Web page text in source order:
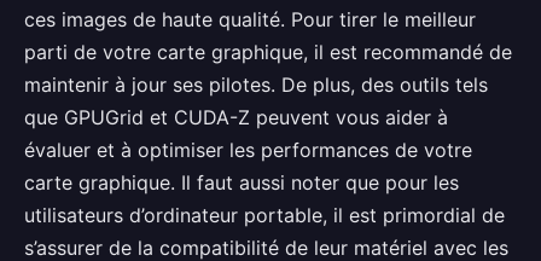
ces images de haute qualité. Pour tirer le meilleur
parti de votre carte graphique, il est recommandé de
maintenir à jour ses pilotes. De plus, des outils tels
que GPUGrid et CUDA-Z peuvent vous aider à
évaluer et à optimiser les performances de votre
carte graphique. Il faut aussi noter que pour les
utilisateurs d’ordinateur portable, il est primordial de
s’assurer de la compatibilité de leur matériel avec les